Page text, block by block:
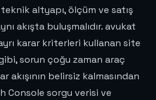
altyapı, ölçüm ve satış
akışta buluşmalıdır. avukat
karar kriterleri kullanan site
sorun çoğu zaman araç
akışının belirsiz kalmasından
Console sorgu verisi ve